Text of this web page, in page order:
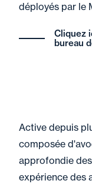
déployés par le
Cliquez
bureau
Active depuis
composée
approfondie
expérience des